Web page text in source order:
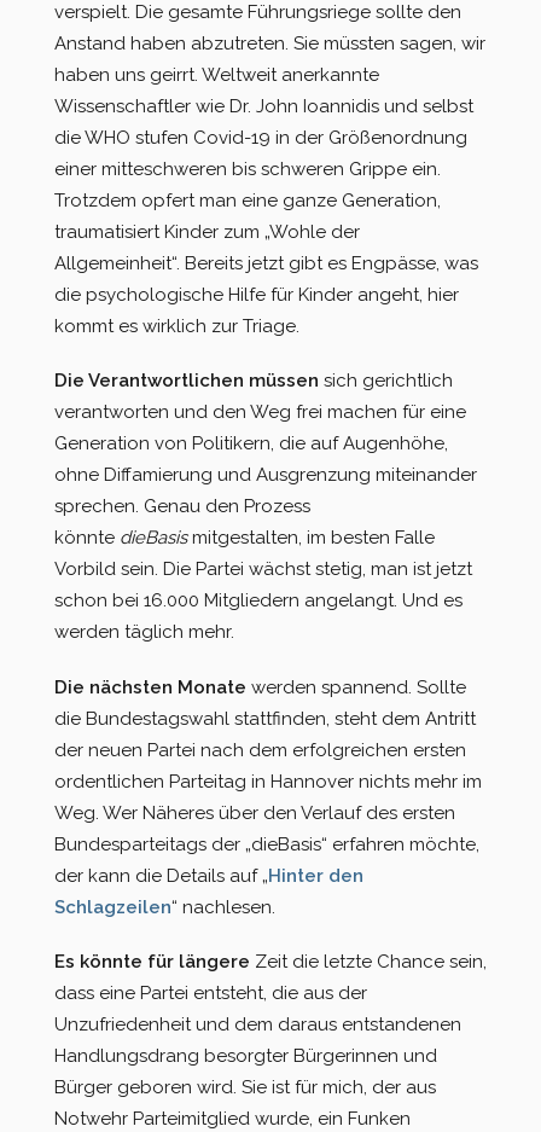
verspielt. Die gesamte Führungsriege sollte den
Anstand haben abzutreten. Sie müssten sagen, wir
haben uns geirrt. Weltweit anerkannte
Wissenschaftler wie Dr. John Ioannidis und selbst
die WHO stufen Covid-19 in der Größenordnung
einer mitteschweren bis schweren Grippe ein.
Trotzdem opfert man eine ganze Generation,
traumatisiert Kinder zum „Wohle der
Allgemeinheit“. Bereits jetzt gibt es Engpässe, was
die psychologische Hilfe für Kinder angeht, hier
kommt es wirklich zur Triage.
Die Verantwortlichen müssen sich gerichtlich
verantworten und den Weg frei machen für eine
Generation von Politikern, die auf Augenhöhe,
ohne Diffamierung und Ausgrenzung miteinander
sprechen. Genau den Prozess
könnte dieBasismitgestalten, im besten Falle
Vorbild sein. Die Partei wächst stetig, man ist jetzt
schon bei 16.000 Mitgliedern angelangt. Und es
werden täglich mehr.
Die nächsten Monate werden spannend. Sollte
die Bundestagswahl stattfinden, steht dem Antritt
der neuen Partei nach dem erfolgreichen ersten
ordentlichen Parteitag in Hannover nichts mehr im
Weg. Wer Näheres über den Verlauf des ersten
Bundesparteitags der „dieBasis“ erfahren möchte,
der kann die Details auf „Hinter den
Schlagzeilen“ nachlesen.
Es könnte für längere Zeit die letzte Chance sein,
dass eine Partei entsteht, die aus der
Unzufriedenheit und dem daraus entstandenen
Handlungsdrang besorgter Bürgerinnen und
Bürger geboren wird. Sie ist für mich, der aus
Notwehr Parteimitglied wurde, ein Funken